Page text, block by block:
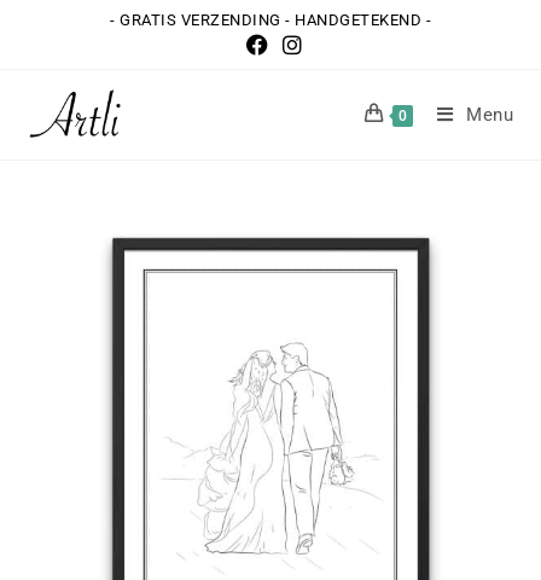
- GRATIS VERZENDING - HANDGETEKEND -
0 Menu